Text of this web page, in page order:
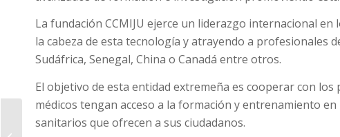
La fundación CCMIJU ejerce un liderazgo internacional
la cabeza de esta tecnología y atrayendo a profesionales
Sudáfrica, Senegal, China o Canadá entre otros.
El objetivo de esta entidad extremeña es cooperar con
médicos tengan acceso a la formación y entrenamiento
sanitarios que ofrecen a sus ciudadanos.
Admitidos – Mercadillo
de artesanía en el